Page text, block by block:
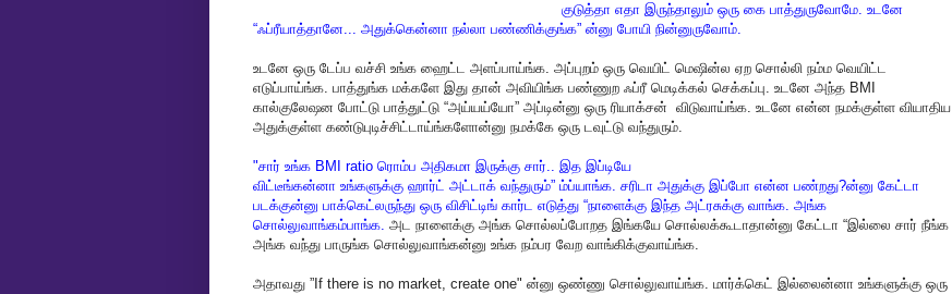
குடுத்தா எதா இருந்தாலும் ஒரு கை பாத்துருவோமே.உடனே
“ஃப்ரீயாத்தானே... அதுக்கென்னா நல்லா பண்ணிக்குங்க” ன்னு போயி நின்னுருவோம்.
உடனே ஒரு டேப்ப வச்சி உங்க ஹைட்ட அளப்பாய்ங்க. அப்புறம் ஒரு வெயிட் மெஷின்ல ஏற சொல்லி நம்ம வெயிட்ட
எடுப்பாய்ங்க. பாத்துங்க மக்களே இது தான் அவியிங்க பண்ணுற ஃப்ரீ மெடிக்கல் செக்கப்பு. உடனே அந்த BMI
கால்குலேஷன போட்டு பாத்துட்டு “அய்யய்யோ” அப்டின்னு ஒரு ரியாக்சன் விடுவாய்ங்க. உடனே என்ன நமக்குள்ள வியாதிய
அதுக்குள்ள கண்டுபுடிச்சிட்டாய்ங்களோன்னு நமக்கே ஒரு டவுட்டு வந்துரும்.
"சார் உங்க BMI ratio ரொம்ப அதிகமா இருக்கு சார்.. இத இப்டியே
விட்டீங்கன்னா உங்களுக்கு ஹார்ட் அட்டாக் வந்துரும்” ம்ப்யாங்க. சரிடா அதுக்கு இப்போ என்ன பண்றது?ன்னு கேட்டா
படக்குன்னு பாக்கெட்லருந்து ஒரு விசிட்டிங் கார்ட எடுத்து “நாளைக்கு இந்த அட்ரசுக்கு வாங்க. அங்க
சொல்லுவாங்கம்பாங்க. அட நாளைக்கு அங்க சொல்லப்போறத இங்கயே சொல்லக்கூடாதான்னு கேட்டா “இல்லை சார் நீங்க
அங்க வந்து பாருங்க சொல்லுவாங்கன்னு உங்க நம்பர வேற வாங்கிக்குவாய்ங்க.
அதாவது ”If there is no market, create one" ன்னு ஒண்ணு சொல்லுவாய்ங்க. மார்க்கெட் இல்லைன்னா உங்களுக்கு ஒரு